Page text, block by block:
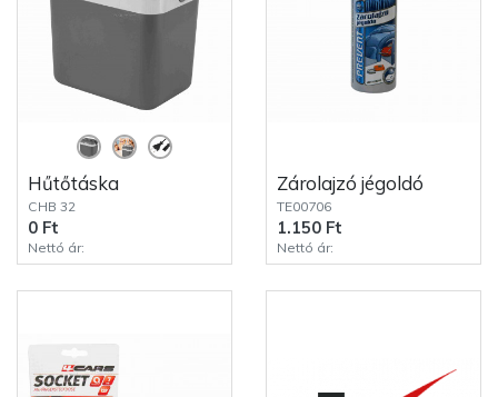
Hűtőtáska
CHB 32
0 Ft
Nettó ár:
Zárolajzó jégoldó
TE00706
1.150 Ft
Nettó ár: